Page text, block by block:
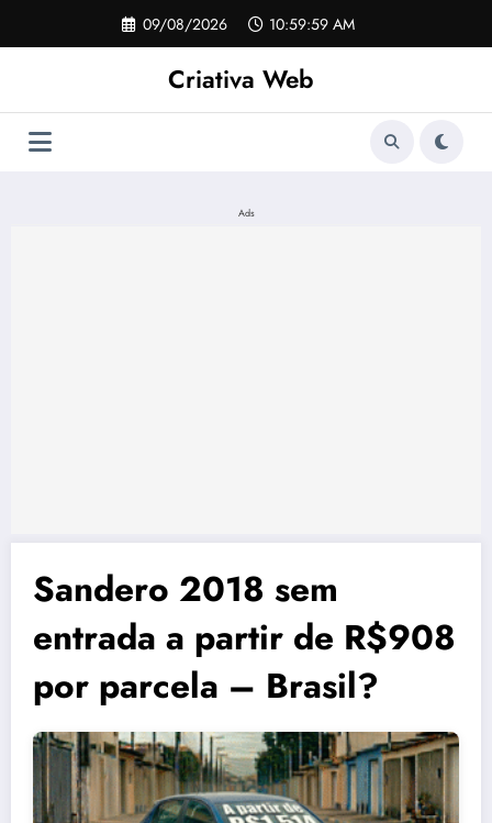
o
09/08/2026 10:59:59 AM
Criativa Web
Ads
Sandero 2018 sem
entrada a partir de R$908
por parcela – Brasil?